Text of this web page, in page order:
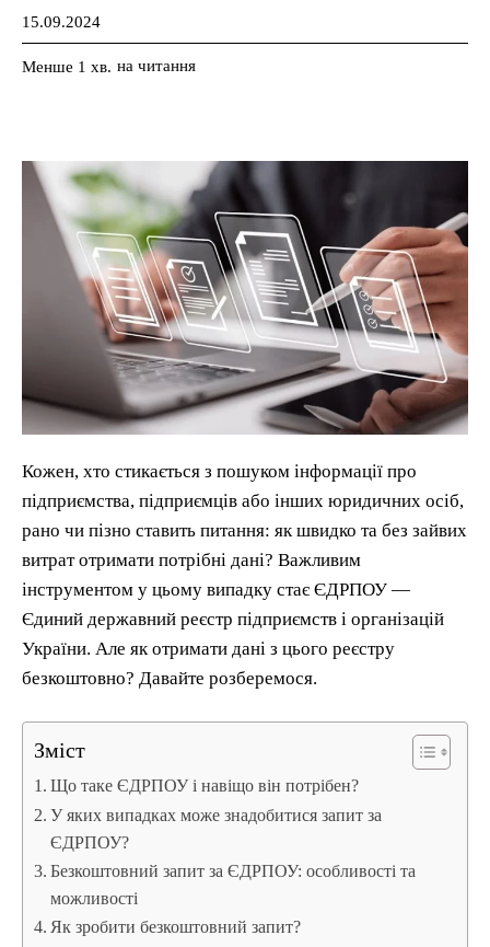
15.09.2024
Менше 1 хв. на читання
Кожен, хто стикається з пошуком інформації про
підприємства, підприємців або інших юридичних осіб,
рано чи пізно ставить питання: як швидко та без зайвих
витрат отримати потрібні дані? Важливим
інструментом у цьому випадку стає ЄДРПОУ —
Єдиний державний реєстр підприємств і організацій
України. Але як отримати дані з цього реєстру
безкоштовно? Давайте розберемося.
Зміст
Що таке ЄДРПОУ і навіщо він потрібен?
У яких випадках може знадобитися запит за
ЄДРПОУ?
Безкоштовний запит за ЄДРПОУ: особливості та
можливості
Як зробити безкоштовний запит?